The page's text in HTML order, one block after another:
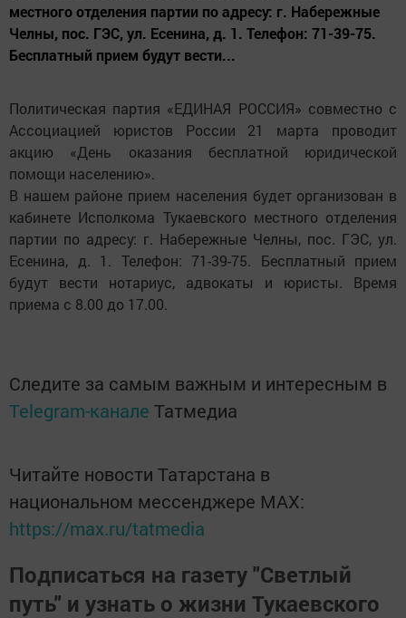
местного отделения партии по адресу: г. Набережные
Челны, пос. ГЭС, ул. Есенина, д. 1. Телефон: 71-39-75.
Бесплатный прием будут вести...
Политическая партия «ЕДИНАЯ РОССИЯ» совместно с
Ассоциацией юристов России 21 марта проводит
акцию «День оказания бесплатной юридической
помощи населению».
В нашем районе прием населения будет организован в
кабинете Исполкома Тукаевского местного отделения
партии по адресу: г. Набережные Челны, пос. ГЭС, ул.
Есенина, д. 1. Телефон: 71-39-75. Бесплатный прием
будут вести нотариус, адвокаты и юристы. Время
приема с 8.00 до 17.00.
Следите за самым важным и интересным в
Telegram-канале Татмедиа
Читайте новости Татарстана в
национальном мессенджере MАХ:
https://max.ru/tatmedia
Подписаться на газету "Светлый
путь" и узнать о жизни Тукаевского